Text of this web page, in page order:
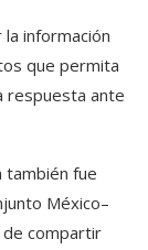
información
que permita
respuesta ante
fue
México–
de compartir